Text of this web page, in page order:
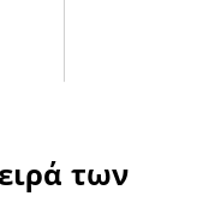
των